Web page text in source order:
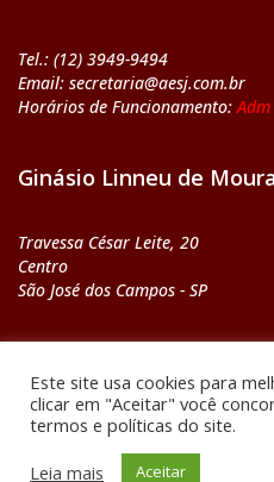
Tel.: (12) 3949-9494
Email: secretaria@aesj.com.br
Horários de Funcionamento:Adm
Ginásio Linneu de
Travessa César Leite, 20
Centro
São José dos Campos - SP
Email: ginasio@aesj.com.br
Horários de Funcionamento:Adm
Este site usa cookies para
clicar em "Aceitar" você
termos e políticas do site.
Leia mais
Aceitar